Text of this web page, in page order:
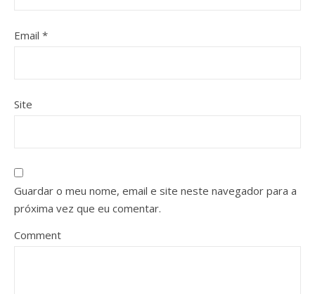
Email *
Site
Guardar o meu nome, email e site neste navegador para a
próxima vez que eu comentar.
Comment